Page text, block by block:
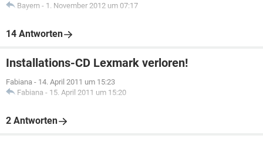
Bayern - 1. November 2012 um 07:17
14 Antworten
Installations-CD Lexmark verloren!
Fabiana - 14. April 2011 um 15:23
Fabiana - 15. April 2011 um 15:20
2 Antworten